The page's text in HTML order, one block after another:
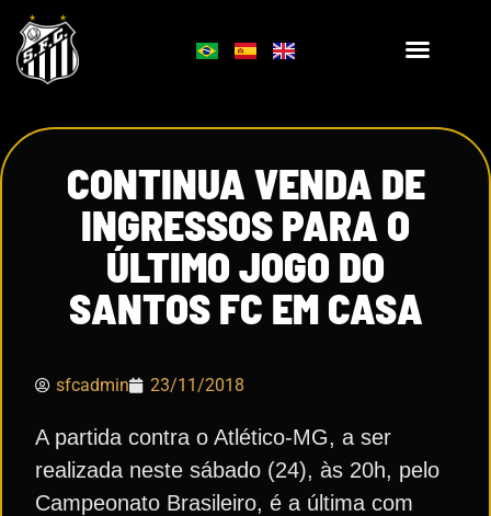
CONTINUA VENDA DE
INGRESSOS PARA O
ÚLTIMO JOGO DO
SANTOS FC EM CASA
sfcadmin 23/11/2018
A partida contra o Atlético-MG, a ser
realizada neste sábado (24), às 20h, pelo
Campeonato Brasileiro, é a última com